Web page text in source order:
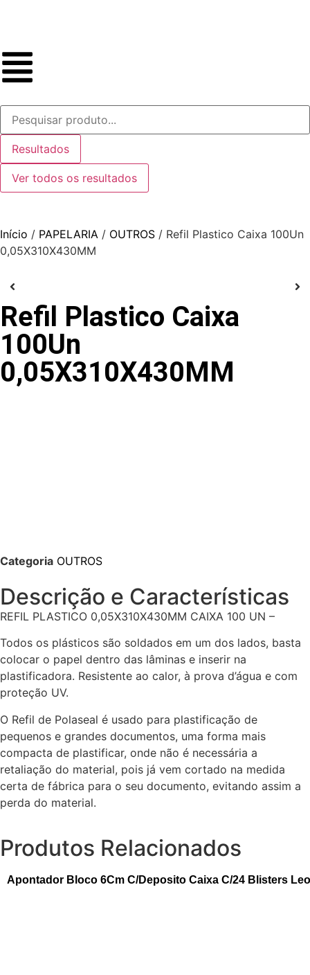
Resultados
Ver todos os resultados
Início / PAPELARIA / OUTROS / Refil Plastico Caixa 100Un
0,05X310X430MM
Refil Plastico Caixa
100Un
0,05X310X430MM
Categoria OUTROS
Descrição e Características
REFIL PLASTICO 0,05X310X430MM CAIXA 100 UN –
Todos os plásticos são soldados em um dos lados, basta
colocar o papel dentro das lâminas e inserir na
plastificadora. Resistente ao calor, à prova d’água e com
proteção UV.
O Refil de Polaseal é usado para plastificação de
pequenos e grandes documentos, uma forma mais
compacta de plastificar, onde não é necessária a
retaliação do material, pois já vem cortado na medida
certa de fábrica para o seu documento, evitando assim a
perda do material.
Produtos Relacionados
Apontador Bloco 6Cm C/Deposito Caixa C/24 Blisters